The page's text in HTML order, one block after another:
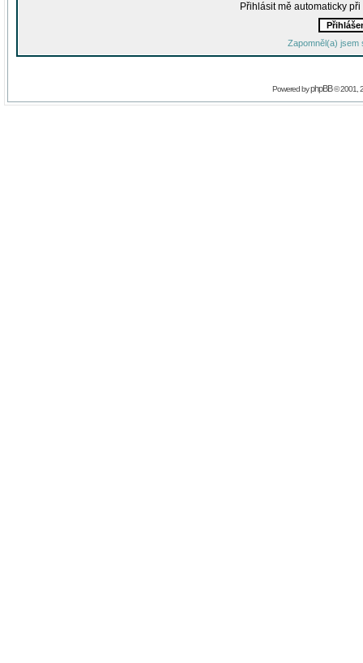
Přihlásit mě automaticky
Zapomněl(a) jsem
Powered byphpBB© 2001,